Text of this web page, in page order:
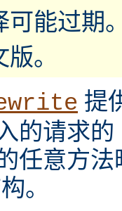
可能过期
。
提
的请求
任意方
。